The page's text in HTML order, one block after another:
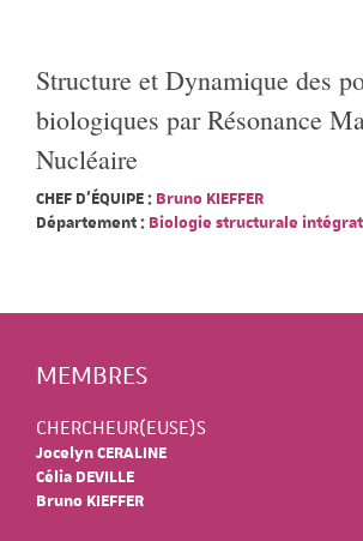
Structure et Dynamique des
biologiques par Résonance
Nucléaire
CHEF D'ÉQUIPE : Bruno KIEFFER
Département : Biologie structurale
MEMBRES
CHERCHEUR(EUSE)S
Jocelyn CERALINE
Célia DEVILLE
Bruno KIEFFER